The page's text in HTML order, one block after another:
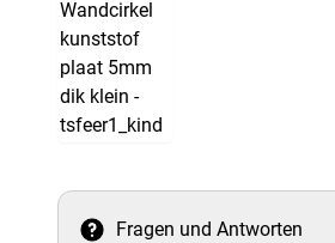
Fragen und Antworten